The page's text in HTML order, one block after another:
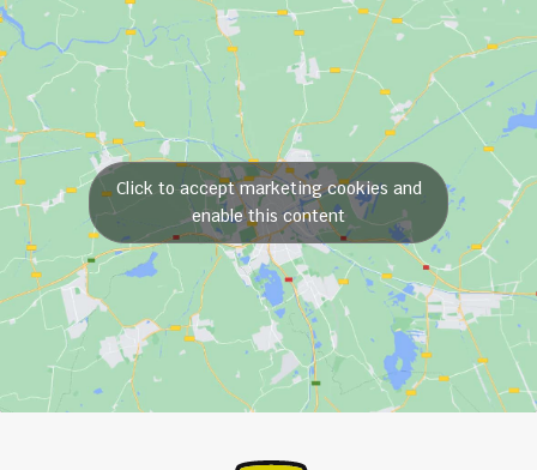
Click to accept marketing cookies and
enable this content